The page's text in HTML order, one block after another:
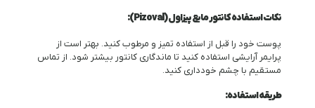
نکات استفادهکانتور مایع پیزاول (Pizoval) :
پوست خود را قبل از استفاده تمیز و مرطوب کنید. بهتر است از
پرایمر آرایشی استفاده کنید تا ماندگاری کانتور بیشتر شود. از تماس
مستقیم با چشم خودداری کنید.
طریقه استفاده: